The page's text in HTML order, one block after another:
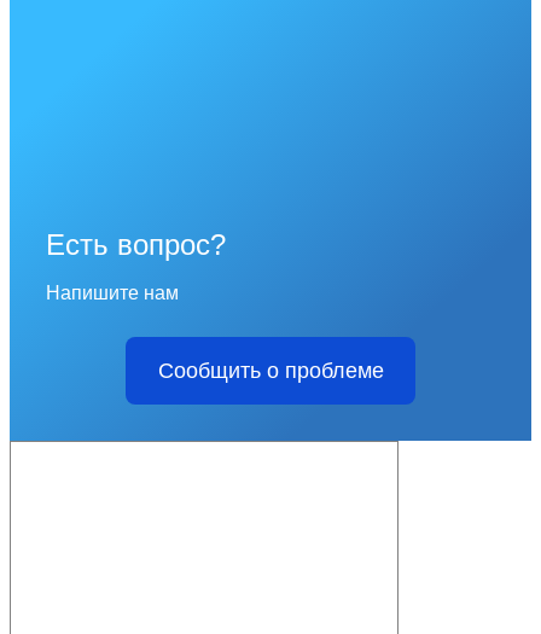
Есть вопрос?
Напишите нам
Сообщить о проблеме